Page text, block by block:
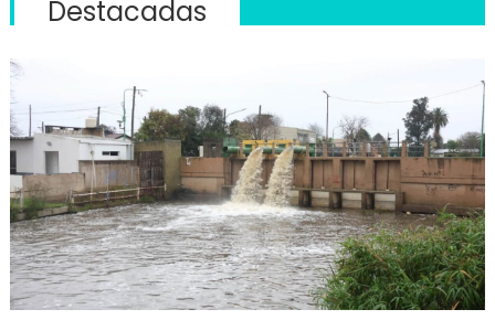
Destacadas